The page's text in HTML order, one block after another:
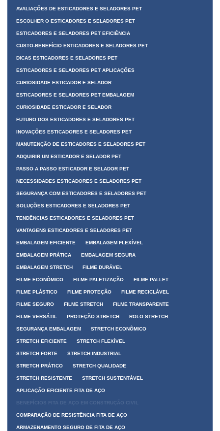
AVALIAÇÕES DE ESTICADORES E SELADORES PET
ESCOLHER O ESTICADORES E SELADORES PET
ESTICADORES E SELADORES PET EFICIÊNCIA
CUSTO-BENEFÍCIO ESTICADORES E SELADORES PET
DICAS ESTICADORES E SELADORES PET
ESTICADORES E SELADORES PET APLICAÇÕES
CURIOSIDADE ESTICADOR E SELADOR
ESTICADORES E SELADORES PET EMBALAGEM
CURIOSIDADE ESTICADOR E SELADOR
FUTURO DOS ESTICADORES E SELADORES PET
INOVAÇÕES ESTICADORES E SELADORES PET
MANUTENÇÃO DE ESTICADORES E SELADORES PET
ADQUIRIR UM ESTICADOR E SELADOR PET
PASSO A PASSO ESTICADOR E SELADOR PET
NECESSIDADES ESTICADORES E SELADORES PET
SEGURANÇA COM ESTICADORES E SELADORES PET
SOLUÇÕES ESTICADORES E SELADORES PET
TENDÊNCIAS ESTICADORES E SELADORES PET
VANTAGENS ESTICADORES E SELADORES PET
EMBALAGEM EFICIENTE EMBALAGEM FLEXÍVEL
EMBALAGEM PRÁTICA EMBALAGEM SEGURA
EMBALAGEM STRETCH FILME DURÁVEL
FILME ECONÔMICO FILME PALETIZAÇÃO FILME PALLET
FILME PLÁSTICO FILME PROTEÇÃO FILME RECICLÁVEL
FILME SEGURO FILME STRETCH FILME TRANSPARENTE
FILME VERSÁTIL PROTEÇÃO STRETCH ROLO STRETCH
SEGURANÇA EMBALAGEM STRETCH ECONÔMICO
STRETCH EFICIENTE STRETCH FLEXÍVEL
STRETCH FORTE STRETCH INDUSTRIAL
STRETCH PRÁTICO STRETCH QUALIDADE
STRETCH RESISTENTE STRETCH SUSTENTÁVEL
APLICAÇÃO EFICIENTE FITA DE AÇO
BENEFÍCIOS FITA DE AÇO EM CONSTRUÇÃO CIVIL
COMPARAÇÃO DE RESISTÊNCIA FITA DE AÇO
ARMAZENAMENTO SEGURO DE FITA DE AÇO